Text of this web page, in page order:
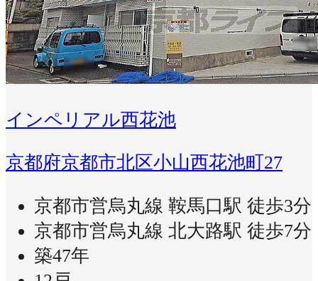
インペリアル西花池
京都府京都市北区小山西花池町27
京都市営烏丸線 鞍馬口駅 徒歩3分
京都市営烏丸線 北大路駅 徒歩7分
築47年